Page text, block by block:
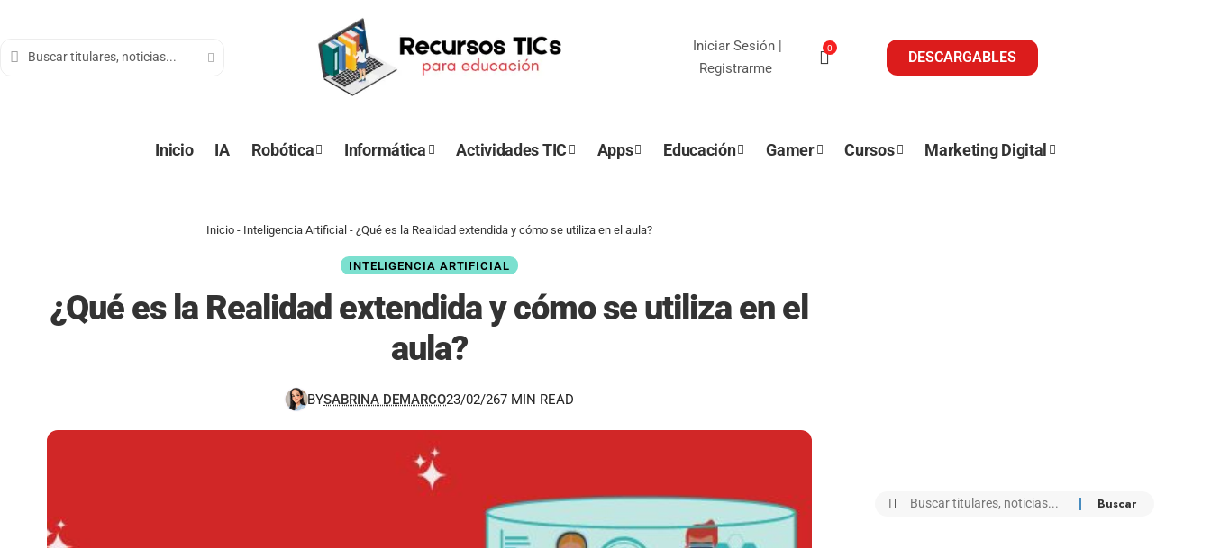
Iniciar Sesión|
Registrarme
0
DESCARGABLES
Inicio IA Robótica Informática Actividades TIC Apps Educación Gamer Cursos Marketing Digital
Inicio- Inteligencia Artificial- ¿Qué es la Realidad extendida y cómo se utiliza en el aula?
INTELIGENCIA ARTIFICIAL
¿Qué es la Realidad extendida y cómo se utiliza en el
aula?
BYSABRINA DEMARCO23/02/267 MIN READ